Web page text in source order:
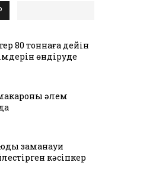
80 тоннаға дейін
өндіруде
әлем
заманауи
кәсіпкер